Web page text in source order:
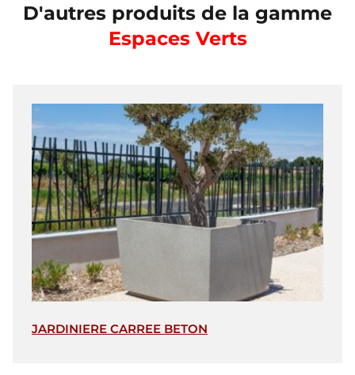
D'autres produits de la gamme
Espaces Verts
JARDINIERE CARREE BETON